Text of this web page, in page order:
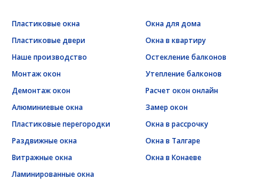
Пластиковые окна
Пластиковые двери
Наше производство
Монтаж окон
Демонтаж окон
Алюминиевые окна
Пластиковые перегородки
Раздвижные окна
Витражные окна
Ламинированные окна
Окна для дома
Окна в квартиру
Остекление балконов
Утепление балконов
Расчет окон онлайн
Замер окон
Окна в рассрочку
Окна в Талгаре
Окна в Конаеве